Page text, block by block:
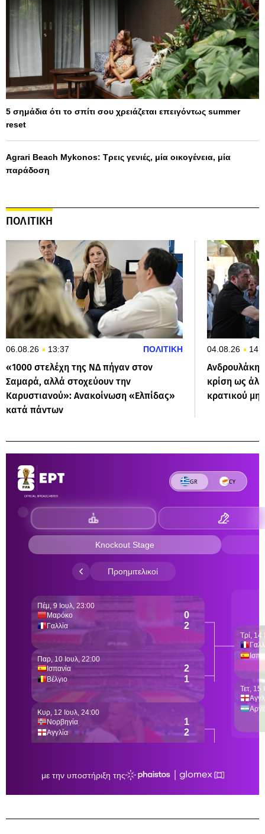
5 σημάδια ότι το σπίτι σου χρειάζεται επειγόντως summer
reset
Agrari Beach Mykonos: Τρεις γενιές, μία οικογένεια, μία
παράδοση
ΠΟΛΙΤΙΚΗ
06.08.26 13:37 ΠΟΛΙΤΙΚΗ
«1000 στελέχη της ΝΔ πήγαν στον
Σαμαρά, αλλά στοχεύουν την
Καρυστιανού»: Ανακοίνωση «Ελπίδας»
κατά πάντων
04.08.26
κρίση ως
κρατικού